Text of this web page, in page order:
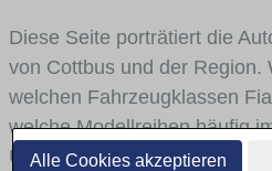
Alle Cookies akzeptieren
Diese Seite porträtiert die
von Cottbus und der Region.
welchen Fahrzeugklassen
welche Modellreihen häufig
Umlandverkehr zu sehen